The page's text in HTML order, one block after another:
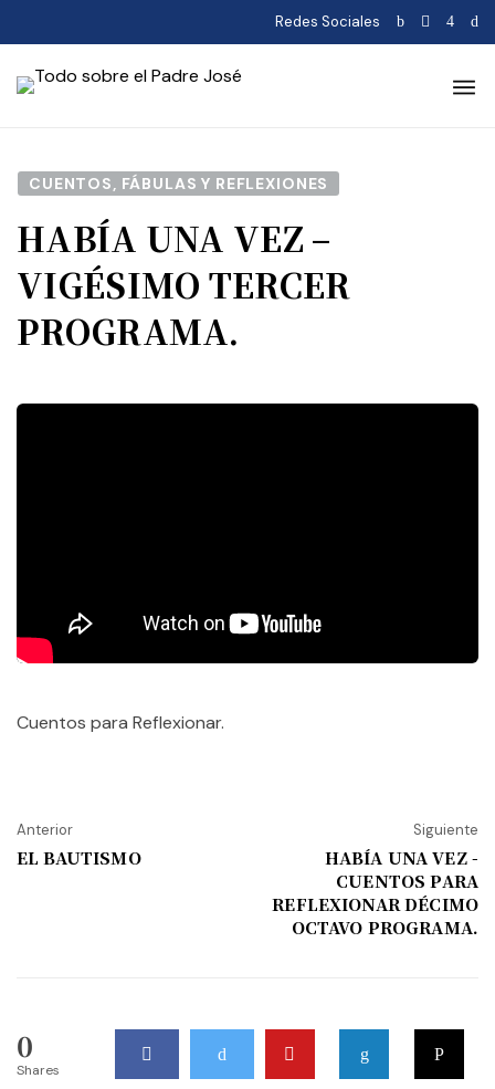
Redes Sociales
CUENTOS, FÁBULAS Y REFLEXIONES
HABÍA UNA VEZ –
VIGÉSIMO TERCER
PROGRAMA.
Cuentos para Reflexionar.
Anterior
EL BAUTISMO
Siguiente
HABÍA UNA VEZ -
CUENTOS PARA
REFLEXIONAR DÉCIMO
OCTAVO PROGRAMA.
0
Shares